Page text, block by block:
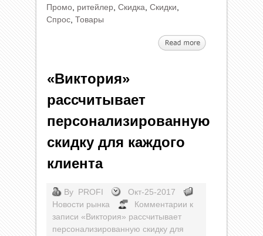
Промо ритейлер Скидка Скидки
Спрос Товары
«Виктория»
рассчитывает
персонализированную
скидку для каждого
клиента
By PROFI
Окт-25-2017
Новости рынка
Комментарии к
записи «Виктория» рассчитывает
персонализированную скидку для